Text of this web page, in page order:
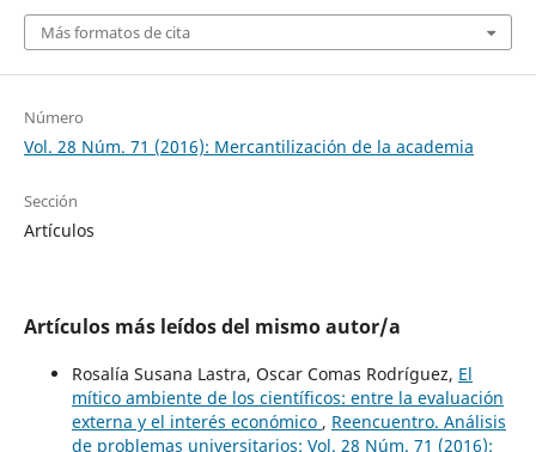
Más formatos de cita
Número
Vol. 28 Núm. 71 (2016): Mercantilización de la academia
Sección
Artículos
Artículos más leídos del mismo autor/a
Rosalía Susana Lastra, Oscar Comas Rodríguez, El
mítico ambiente de los científicos: entre la evaluación
externa y el interés económico , Reencuentro. Análisis
de problemas universitarios: Vol. 28 Núm. 71 (2016):